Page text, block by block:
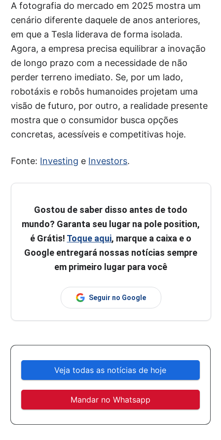
A fotografia do mercado em 2025 mostra um
cenário diferente daquele de anos anteriores,
em que a Tesla liderava de forma isolada.
Agora, a empresa precisa equilibrar a inovação
de longo prazo com a necessidade de não
perder terreno imediato. Se, por um lado,
robotáxis e robôs humanoides projetam uma
visão de futuro, por outro, a realidade presente
mostra que o consumidor busca opções
concretas, acessíveis e competitivas hoje.
Fonte: Investing e Investors.
Gostou de saber disso antes de todo
mundo? Garanta seu lugar na pole position,
é Grátis! Toque aqui, marque a caixa e o
Google entregará nossas notícias sempre
em primeiro lugar para você
Seguir no Google
Veja todas as notícias de hoje
Mandar no Whatsapp